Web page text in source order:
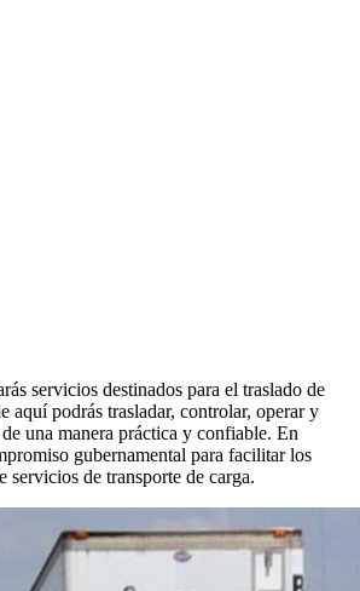
servicios destinados para el traslado de
aquí podrás trasladar, controlar, operar y
una manera práctica y confiable. En
gubernamental para facilitar los
servicios de transporte de carga.